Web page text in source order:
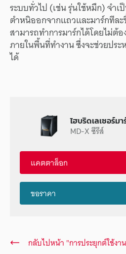
ระบบทั่วไป (เช่น รุ่นใช้หมึก) จำ
ตำหนิออกจากแถวและมาร์กทีละ
สามารถทำการมาร์กได้โดยไม่
ภายในพื้นที่ทำงาน ซึ่งจะช่วยประ
ได้
ไฮบริดเลเซอร์ม
MD-X ซีรีส์
แคตตาล็อก
ขอราคา
กลับไปหน้า "การประยุกต์ใช้ง